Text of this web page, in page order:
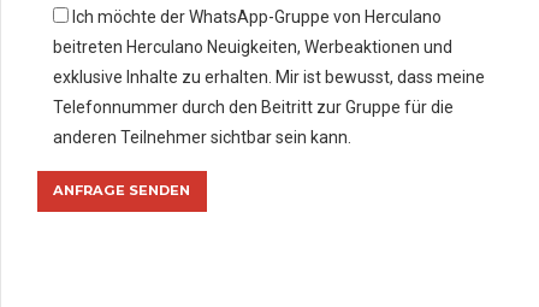
Ich möchte der WhatsApp-Gruppe von Herculano
beitreten Herculano Neuigkeiten, Werbeaktionen und
exklusive Inhalte zu erhalten. Mir ist bewusst, dass meine
Telefonnummer durch den Beitritt zur Gruppe für die
anderen Teilnehmer sichtbar sein kann.